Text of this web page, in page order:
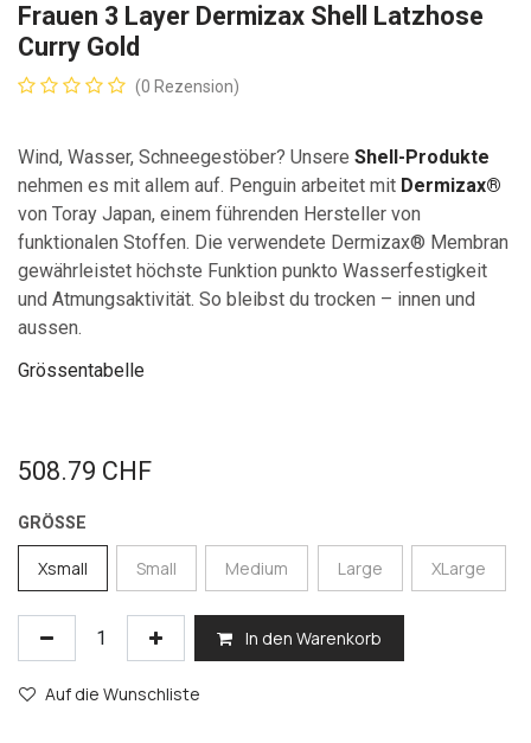
Frauen 3 Layer Dermizax Shell Latzhose
Curry Gold
(0 Rezension)
Wind, Wasser, Schneegestöber? Unsere Shell-Produkte
nehmen es mit allem auf. Penguin arbeitet mit Dermizax®
von Toray Japan, einem führenden Hersteller von
funktionalen Stoffen. Die verwendete Dermizax® Membran
gewährleistet höchste Funktion punkto Wasserfestigkeit
und Atmungsaktivität. So bleibst du trocken – innen und
aussen.
Grössentabelle
508.79 CHF
GRÖSSE
Xsmall Small Medium Large XLarge
In den Warenkorb
Auf die Wunschliste